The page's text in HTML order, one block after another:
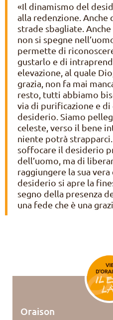
«Il dinamismo del
alla redenzione. Anche
strade sbagliate.
non si spegne
permette di
gustarlo e di
elevazione, al quale
grazia, non fa mai
resto, tutti abbiamo
via di purificazione e di
desiderio. Siamo
celeste, verso il bene
niente potrà
soffocare il desiderio
dell’uomo, ma di
raggiungere la sua
desiderio si apre la
segno della presenza
una fede che è una
Oraison